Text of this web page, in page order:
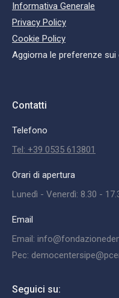
Informativa Generale
Privacy Policy
Cookie Policy
Aggiorna le preferenze sui
Contatti
Telefono
Tel: +39 0535 613801
Orari di apertura
Lunedì - Venerdì: 8.30 -
Email
Email:
Pec:
Seguici su: